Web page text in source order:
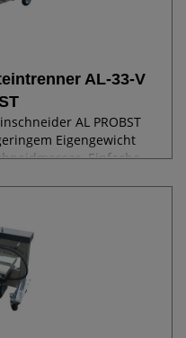
AL-33-V
AL PROBST
Eigengewicht
Einfache